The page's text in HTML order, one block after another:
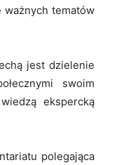
ważnych tematów
jest dzielenie
swoim
ekspercką
polegająca